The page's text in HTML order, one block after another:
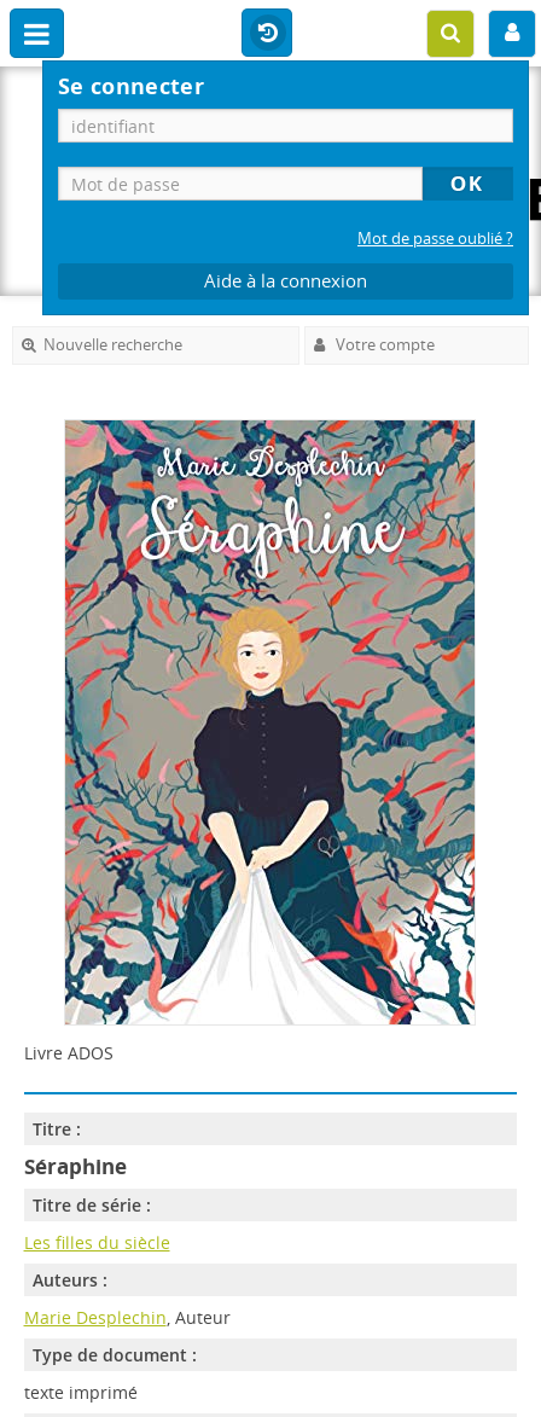
Se connecter
Mot de passe oublié ?
Aide à la connexion
Nouvelle recherche Votre compte
Livre ADOS
Titre :
Séraphine
Titre de série :
Les filles du siècle
Auteurs :
Marie Desplechin, Auteur
Type de document :
texte imprimé